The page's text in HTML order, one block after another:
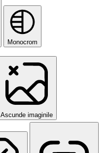
Monocrom
Ascunde imaginile